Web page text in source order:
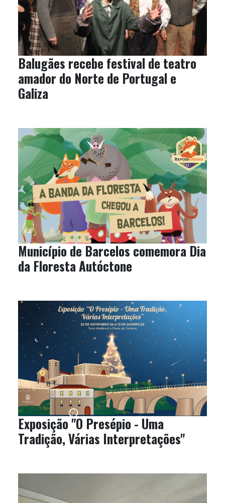
Balugães recebe festival de teatro
amador do Norte de Portugal e
Galiza
Município de Barcelos comemora Dia
da Floresta Autóctone
Exposição "O Presépio - Uma
Tradição, Várias Interpretações"